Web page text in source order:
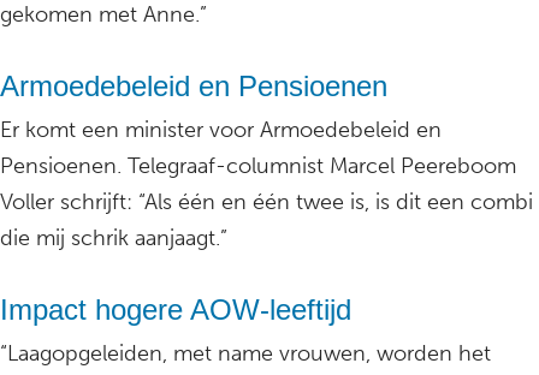
gekomen met Anne.”
Armoedebeleid en Pensioenen
Er komt een minister voor Armoedebeleid en
Pensioenen. Telegraaf-columnist Marcel Peereboom
Voller schrijft: “Als één en één twee is, is dit een combi
die mij schrik aanjaagt.”
Impact hogere AOW-leeftijd
“Laagopgeleiden, met name vrouwen, worden het